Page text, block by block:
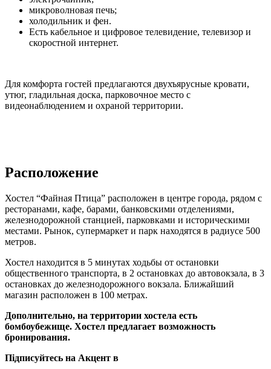
микроволновая печь;
холодильник и фен.
Есть кабельное и цифровое телевидение, телевизор и
скоростной интернет.
Для комфорта гостей предлагаются двухъярусные кровати,
утюг, гладильная доска, парковочное место с
видеонаблюдением и охраной территории.
Расположение
Хостел “Файная Птица” расположен в центре города, рядом с
ресторанами, кафе, барами, банковскими отделениями,
железнодорожной станцией, парковками и историческими
местами. Рынок, супермаркет и парк находятся в радиусе 500
метров.
Хостел находится в 5 минутах ходьбы от остановки
общественного транспорта, в 2 остановках до автовокзала, в 3
остановках до железнодорожного вокзала. Ближайший
магазин расположен в 100 метрах.
Дополнительно, на территории хостела есть
бомбоубежище. Хостел предлагает возможность
бронирования.
Підписуйтесь на Акцент в